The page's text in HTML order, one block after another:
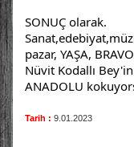
SONUÇ olarak.
pazar, YAŞA,
Nüvit Kodallı
ANADOLU
Tarih : 9.01.2023